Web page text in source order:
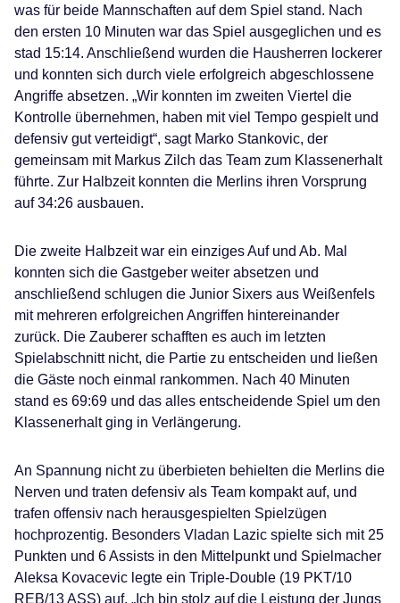
was für beide Mannschaften auf dem Spiel stand. Nach
den ersten 10 Minuten war das Spiel ausgeglichen und es
stad 15:14. Anschließend wurden die Hausherren lockerer
und konnten sich durch viele erfolgreich abgeschlossene
Angriffe absetzen. „Wir konnten im zweiten Viertel die
Kontrolle übernehmen, haben mit viel Tempo gespielt und
defensiv gut verteidigt“, sagt Marko Stankovic, der
gemeinsam mit Markus Zilch das Team zum Klassenerhalt
führte. Zur Halbzeit konnten die Merlins ihren Vorsprung
auf 34:26 ausbauen.
Die zweite Halbzeit war ein einziges Auf und Ab. Mal
konnten sich die Gastgeber weiter absetzen und
anschließend schlugen die Junior Sixers aus Weißenfels
mit mehreren erfolgreichen Angriffen hintereinander
zurück. Die Zauberer schafften es auch im letzten
Spielabschnitt nicht, die Partie zu entscheiden und ließen
die Gäste noch einmal rankommen. Nach 40 Minuten
stand es 69:69 und das alles entscheidende Spiel um den
Klassenerhalt ging in Verlängerung.
An Spannung nicht zu überbieten behielten die Merlins die
Nerven und traten defensiv als Team kompakt auf, und
trafen offensiv nach herausgespielten Spielzügen
hochprozentig. Besonders Vladan Lazic spielte sich mit 25
Punkten und 6 Assists in den Mittelpunkt und Spielmacher
Aleksa Kovacevic legte ein Triple-Double (19 PKT/10
REB/13 ASS) auf. „Ich bin stolz auf die Leistung der Jungs